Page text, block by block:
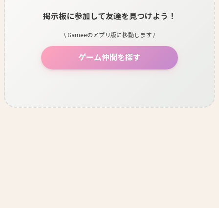
掲示板に参加して友達を見つけよう！
\ Gameeのアプリ版に移動します /
ゲーム仲間を探す